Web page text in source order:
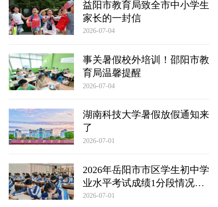
益阳市教育局致全市中小学生
家长的一封信
2026-07-04
事关暑假校外培训！邵阳市教
育局温馨提醒
2026-07-04
湖南科技大学暑假放假通知来
了
2026-07-01
2026年岳阳市市区学生初中学
业水平考试成绩1分段情况统
计表
2026-07-01